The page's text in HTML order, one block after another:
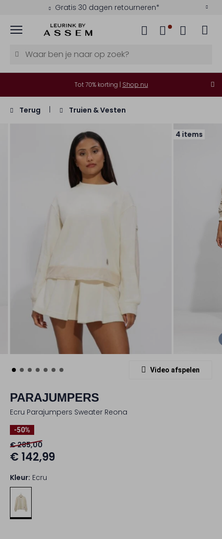
Gratis 30 dagen retourneren*
Menu
Tot 70% korting | Shop nu
Terug Truien & Vesten
4 items
Video afspelen
PARAJUMPERS
Ecru Parajumpers Sweater Reona
-50%
€ 285,00
€ 142,99
Kleur: Ecru